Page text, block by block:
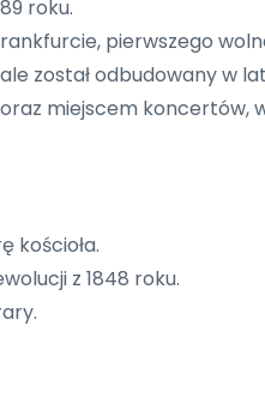
roku.
pierwszego
został odbudowany w
miejscem koncertów,
kościoła.
z 1848 roku.